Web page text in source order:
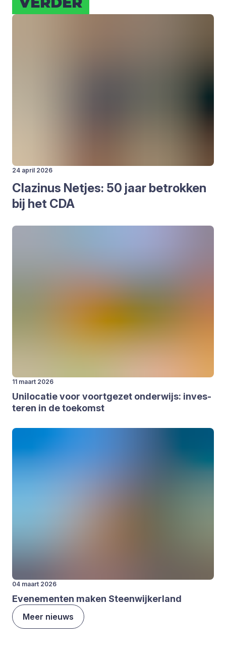
24 april 2026
Cla­zi­nus Net­jes: 50 jaar betrok­ken
bij het CDA
11 maart 2026
Uni­lo­ca­tie voor voort­ge­zet onder­wijs: inves­
te­ren in de toe­komst
04 maart 2026
Eve­ne­men­ten maken Steen­wij­ker­land
Meer nieuws